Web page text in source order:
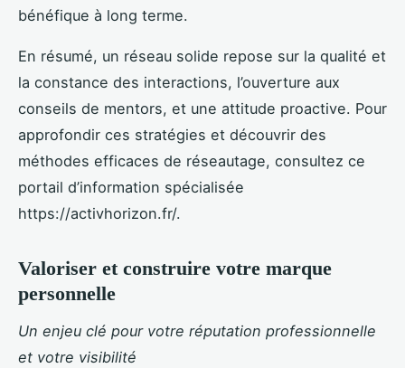
bénéfique à long terme.
En résumé, un réseau solide repose sur la qualité et
la constance des interactions, l’ouverture aux
conseils de mentors, et une attitude proactive. Pour
approfondir ces stratégies et découvrir des
méthodes efficaces de réseautage, consultez ce
portail d’information spécialisée
https://activhorizon.fr/.
Valoriser et construire votre marque
personnelle
Un enjeu clé pour votre réputation professionnelle
et votre visibilité